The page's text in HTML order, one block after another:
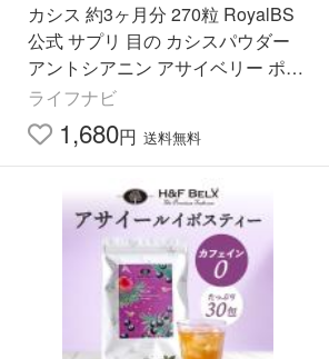
カシス 約3ヶ月分 270粒 RoyalBS
公式 サプリ 目の カシスパウダー
アントシアニン アサイベリー ポリ
フェノール ブルーベリー パソコン
日本製 大容量 送料無料
ライフナビ
1,680円 送料無料